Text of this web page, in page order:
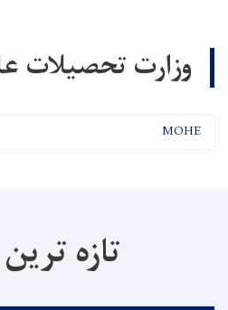
وزارت تحصیلات
MOHE
تازه